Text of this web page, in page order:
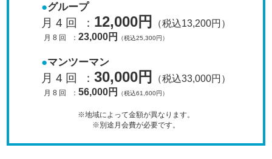
グループ
月 4 回 ： 12,000円 （税込13,200円）
月 8 回 ：23,000円 （税込25,300円）
マンツーマン
月 4 回 ： 30,000円 （税込33,000円）
月 8 回 ：56,000円 （税込61,600円）
※地域によって金額が異なります。
※別途月会費が必要です。